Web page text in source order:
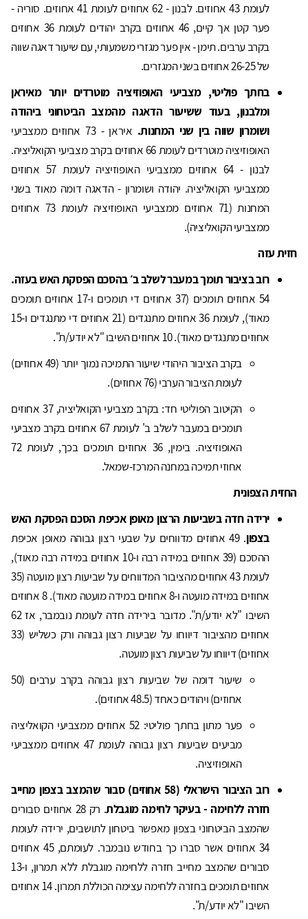
לעומת 43 אחוזים. לבנון - 62 אחוזים לעומת 41 אחוזים. סוריה -
פער קטן אך קיים, 46 אחוזים בקרב יהודים לעומת 36 אחוזים
בקרב ערבים. תימן - אין פער מגזרי משמעותי, עם שיעור דאגה שווה
של 26-25 אחוזים בשני המגזרים.
בחתך פוליטי, מצביעי האופוזיציה מוטרדים יותר מאיראן
ומלבנון, בעוד ששיעור הדאגה מהמצב הביטחוני ביהודה
ושומרון שווה בין שני המחנות.
איראן - 73 אחוזים ממצביעי
האופוזיציה מוטרדים לעומת 66 אחוזים בקרב מצביעי הקואליציה.
לבנון - 64 אחוזים ממצביעי האופוזיציה לעומת 57 אחוזים
ממצביעי הקואליציה. יהודה ושומרון - הדאגה דומה מאוד בשני
המחנות (71 אחוזים ממצביעי האופוזיציה לעומת 73 אחוזים
ממצביעי הקואליציה).
חזית עזה
רוב בציבור תומך במעבר לשלב ב׳ בהסכם הפסקת האש בעזה.
54 אחוזים תומכים (37 אחוזים די תומכים ו-17 אחוזים תומכים
מאוד), לעומת 36 אחוזים מתנגדים (21 אחוזים די מתנגדים ו-15
אחוזים מתנגדים מאוד). 10 אחוזים השיבו "לא יודע/ת".
בקרב הציבור היהודי שיעור התמיכה נמוך יותר (49 אחוזים)
לעומת הציבור הערבי (76 אחוזים).
הקיטוב הפוליטי חד: בקרב מצביעי הקואליציה, 37 אחוזים
תומכים במעבר לשלב ב' לעומת 67 אחוזים בקרב מצביעי
האופוזיציה. בימין, 36 אחוזים תומכים בכך, לעומת 72
אחוזי תמיכה במחנה המרכז-שמאל.
החזית הצפונית
ירידה חדה בשביעות הרצון מאופן אכיפת הסכם הפסקת האש
בצפון
. 49 אחוזים מדווחים על שבעי רצון גבוהה מאופן אכיפת
ההסכם (39 אחוזים במידה רבה ו-10 אחוזים במידה רבה מאוד),
לעומת 43 אחוזים מהציבור המדווחים על שביעות רצון מועטה (35
אחוזים במידה מועטה ו-8 אחוזים במידה מועטה מאוד). 8 אחוזים
השיבו "לא יודע/ת". מדובר בירידה חדה לעומת נובמבר, אז 62
אחוזים מהציבור דיווחו על שביעות רצון גבוהה ורק כשליש (33
אחוזים) דיווחו על שביעות רצון מועטה.
שיעור דומה של שביעות רצון גבוהה בקרב ערבים (50
אחוזים) ויהודים כאחד (48.5 אחוזים).
פער מתון בחתך פוליטי: 52 אחוזים ממצביעי הקואליציה
מביעים שביעות רצון גבוהה לעומת 47 אחוזים ממצביעי
האופוזיציה.
רוב הציבור הישראלי (58 אחוזים) סבור שהמצב בצפון מחייב
חזרה ללחימה - בעיקר לחימה מוגבלת
. רק 28 אחוזים סבורים
שהמצב הביטחוני בצפון מאפשר ביטחון לתושבים, ירידה לעומת
34 אחוזים אשר סברו כך בחודש נובמבר. לעומתם, 45 אחוזים
סבורים שהמצב מחייב חזרה ללחימה מוגבלת ללא תמרון, ו-13
אחוזים תומכים בחזרה ללחימה עצימה הכוללת תמרון. 14 אחוזים
השיבו "לא יודע/ת".